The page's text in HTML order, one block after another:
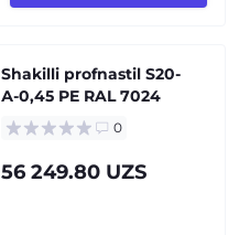
Shakilli profnastil S20-
А-0,45 PE RAL 7024
0
56 249.80 UZS